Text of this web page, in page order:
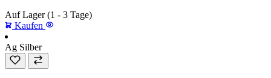
Auf Lager (1 - 3 Tage)
Kaufen
Ag Silber